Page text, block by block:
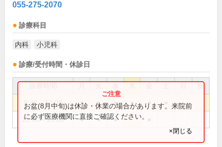
055-275-2070
診療科目
内科 小児科
診療/受付時間・休診日
祝
8:40～12:00 ● ● ● ● ●
15:00～18:00 ● ● ●
お盆(8月中旬)は休診・休業の場合があります。来院前
に必ず医療機関に直接ご確認ください。
×閉じる